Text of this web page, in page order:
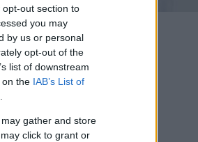
out section to
you may
by us or personal
opt-out of the
list of downstream
on the IAB’s List of
gather and store
click to grant or